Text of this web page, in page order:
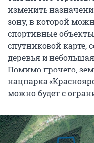
изменить
зону, в которой
спортивные
спутниковой карте,
деревья и
Помимо прочего,
нацпарка
можно будет с